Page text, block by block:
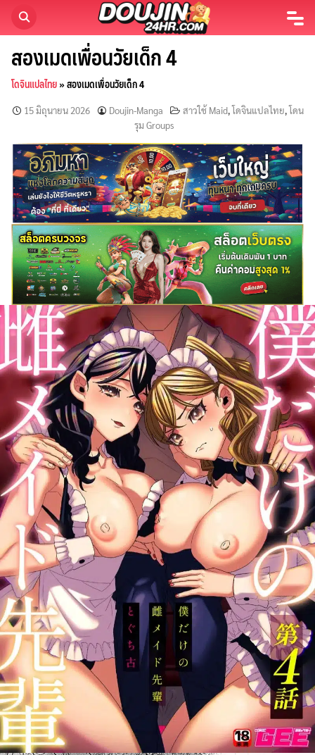
สองเมดเพื่อนวัยเด็ก 4
โดจินแปลไทย»สองเมดเพื่อนวัยเด็ก 4
15 มิถุนายน 2026 Doujin-Manga สาวใช้ Maid,โดจินแปลไทย,โดน
รุม Groups